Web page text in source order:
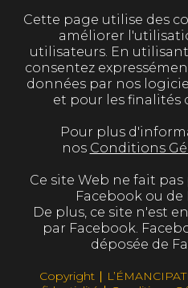
Cette page utilise des
améliorer
utilisateurs. En
consentez
données par nos
et pour les finalités
Pour plus
nos Conditions
Ce site Web ne fait
Facebook ou de
De plus, ce site n'est
par Facebook.
déposée de
Copyright ∣